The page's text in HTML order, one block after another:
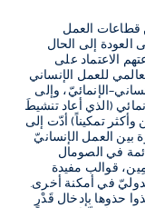
قطاعات العمل
العودة إلى الحال
الاعتماد على
للعمل الإنساني
وإلى
(الذي أعاد تنشيطَ
تمكيناً) أدّت إلى
بين العمل الإنسانيّ
في الصومال
قوالب مفيدة
في أمكنة أخرى.
حذوها بإدخال قَدْرٍ